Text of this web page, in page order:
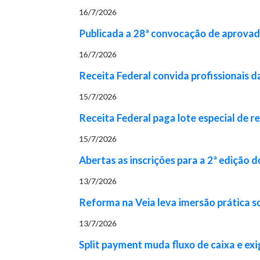
16/7/2026
Publicada a 28ª convocação de
16/7/2026
Receita Federal convida profissionais
15/7/2026
Receita Federal paga lote especial de
15/7/2026
Abertas as inscrições para a 2ª edição
13/7/2026
Reforma na Veia leva imersão prática
13/7/2026
Split payment muda fluxo de caixa e